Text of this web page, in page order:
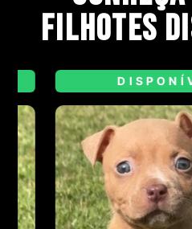
filhotes
DISPONÍVEL